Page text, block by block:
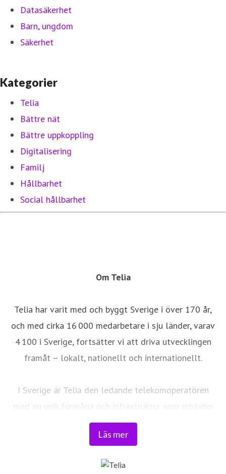
Datasäkerhet
Barn, ungdom
Säkerhet
Kategorier
Telia
Bättre nät
Bättre uppkoppling
Digitalisering
Familj
Hållbarhet
Social hållbarhet
Om Telia
Telia har varit med och byggt Sverige i över 170 år,
och med cirka 16 000 medarbetare i sju länder, varav
4 100 i Sverige, fortsätter vi att driva utvecklingen
framåt – lokalt, nationellt och internationellt.
I Sverige är Telia den ledande telekomoperatören
med en unik förmåga och infrastruktur som erbjuder
robust, säker och pålitlig uppkoppling – för hela
landet. Från seniorer och familjer till småföretag och
digitaliseringens kraft i vardagen och är en del av
Läs mer